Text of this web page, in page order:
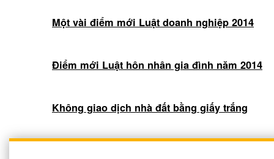
Một vài điểm mới Luật doanh nghiệp 2014
Điểm mới Luật hôn nhân gia đình năm 2014
Không giao dịch nhà đất bằng giấy trắng